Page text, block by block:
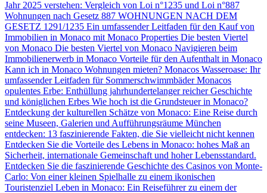
Jahr 2025 verstehen: Vergleich von Loi n°1235 und Loi n°887
Wohnungen nach Gesetz 887 WOHNUNGEN NACH DEM
GESETZ 1291/1235 Ein umfassender Leitfaden für den Kauf von
Immobilien in Monaco mit Monaco Properties Die besten Viertel
von Monaco Die besten Viertel von Monaco Navigieren beim
Immobilienerwerb in Monaco Vorteile für den Aufenthalt in Monaco
Kann ich in Monaco Wohnungen mieten? Monacos Wasseroase: Ihr
umfassender Leitfaden für SommerschwimmbäderMonacos
opulentes Erbe: Enthüllung jahrhundertelanger reicher Geschichte
und königlichen Erbes Wie hoch ist die Grundsteuer in Monaco?
Entdeckung der kulturellen Schätze von Monaco: Eine Reise durch
seine Museen, Galerien und Aufführungsräume München
entdecken: 13 faszinierende Fakten, die Sie vielleicht nicht kennen
Entdecken Sie die Vorteile des Lebens in Monaco: hohes Maß an
Sicherheit, internationale Gemeinschaft und hoher Lebensstandard.
Entdecken Sie die faszinierende Geschichte des Casinos von Monte-
Carlo: Von einer kleinen Spielhalle zu einem ikonischen
Touristenziel Leben in Monaco: Ein Reiseführer zu einem der